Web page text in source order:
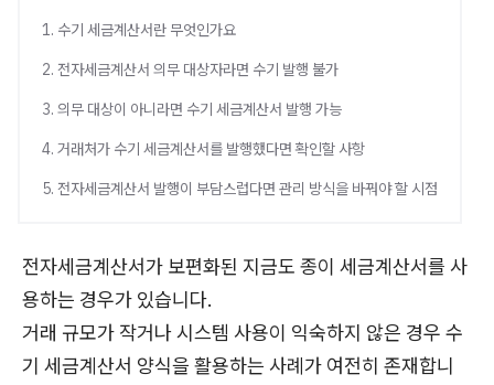
1. 수기 세금계산서란 무엇인가요
2. 전자세금계산서 의무 대상자라면 수기 발행 불가
3. 의무 대상이 아니라면 수기 세금계산서 발행 가능
4. 거래처가 수기 세금계산서를 발행했다면 확인할 사항
5. 전자세금계산서 발행이 부담스럽다면 관리 방식을 바꿔야 할 시점
전자세금계산서가 보편화된 지금도 종이 세금계산서를 사
용하는 경우가 있습니다.
거래 규모가 작거나 시스템 사용이 익숙하지 않은 경우 수
기 세금계산서 양식을 활용하는 사례가 여전히 존재합니